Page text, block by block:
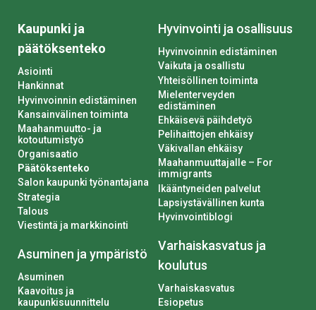
Kaupunki ja
päätöksenteko
Asiointi
Hankinnat
Hyvinvoinnin edistäminen
Kansainvälinen toiminta
Maahanmuutto- ja
kotoutumistyö
Organisaatio
Päätöksenteko
Salon kaupunki työnantajana
Strategia
Talous
Viestintä ja markkinointi
Asuminen ja ympäristö
Asuminen
Kaavoitus ja
kaupunkisuunnittelu
Hyvinvointi ja osallisuus
Hyvinvoinnin edistäminen
Vaikuta ja osallistu
Yhteisöllinen toiminta
Mielenterveyden
edistäminen
Ehkäisevä päihdetyö
Pelihaittojen ehkäisy
Väkivallan ehkäisy
Maahanmuuttajalle – For
immigrants
Ikääntyneiden palvelut
Lapsiystävällinen kunta
Hyvinvointiblogi
Varhaiskasvatus ja
koulutus
Varhaiskasvatus
Esiopetus